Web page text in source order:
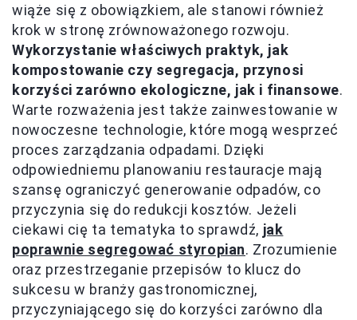
wiąże się z obowiązkiem, ale stanowi również
krok w stronę zrównoważonego rozwoju.
Wykorzystanie właściwych praktyk, jak
kompostowanie czy segregacja, przynosi
korzyści zarówno ekologiczne, jak i finansowe.
Warte rozważenia jest także zainwestowanie w
nowoczesne technologie, które mogą wesprzeć
proces zarządzania odpadami. Dzięki
odpowiedniemu planowaniu restauracje mają
szansę ograniczyć generowanie odpadów, co
przyczynia się do redukcji kosztów. Jeżeli
ciekawi cię ta tematyka to sprawdź, jak
poprawnie segregować styropian. Zrozumienie
oraz przestrzeganie przepisów to klucz do
sukcesu w branży gastronomicznej,
przyczyniającego się do korzyści zarówno dla